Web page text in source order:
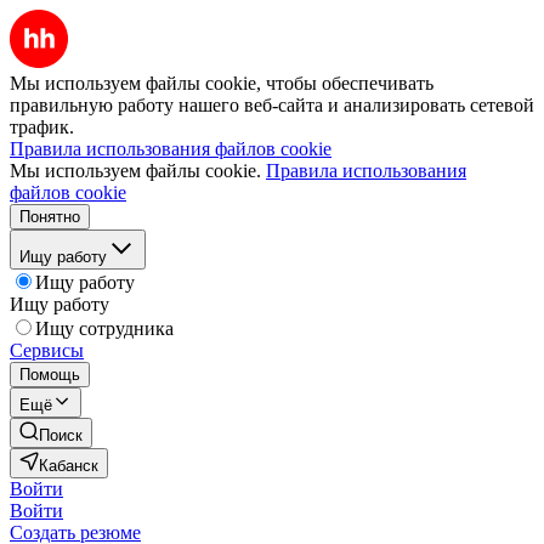
Мы используем файлы cookie, чтобы обеспечивать
правильную работу нашего веб-сайта и анализировать сетевой
трафик.
Правила использования файлов cookie
Мы используем файлы cookie. Правила использования
файлов cookie
Понятно
Ищу работу
Ищу работу
Ищу работу
Ищу сотрудника
Сервисы
Помощь
Ещё
Поиск
Кабанск
Войти
Войти
Создать резюме